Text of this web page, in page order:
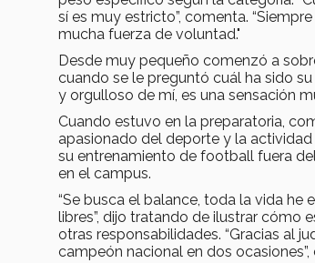
sí es muy estricto”, comenta.
mucha fuerza de voluntad."
Desde muy pequeño comenzó a
cuando se le preguntó cuál ha sido
y orgulloso de mí, es una sensación
Cuando estuvo en la preparatoria,
apasionado del deporte y la
su entrenamiento de football fuera
en el campus.
“Se busca el balance, toda la vida
libres”, dijo tratando de ilustrar cómo
otras responsabilidades. “Gracias al
campeón nacional en dos